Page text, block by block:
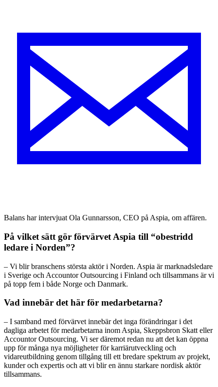
Balans har intervjuat Ola Gunnarsson, CEO på Aspia, om affären.
På vilket sätt gör förvärvet Aspia till “obestridd
ledare i Norden”?
– Vi blir branschens största aktör i Norden. Aspia är marknadsledare
i Sverige och Accountor Outsourcing i Finland och tillsammans är vi
på topp fem i både Norge och Danmark.
Vad innebär det här för medarbetarna?
– I samband med förvärvet innebär det inga förändringar i det
dagliga arbetet för medarbetarna inom Aspia, Skeppsbron Skatt eller
Accountor Outsourcing. Vi ser däremot redan nu att det kan öppna
upp för många nya möjligheter för karriärutveckling och
vidareutbildning genom tillgång till ett bredare spektrum av projekt,
kunder och expertis och att vi blir en ännu starkare nordisk aktör
tillsammans.